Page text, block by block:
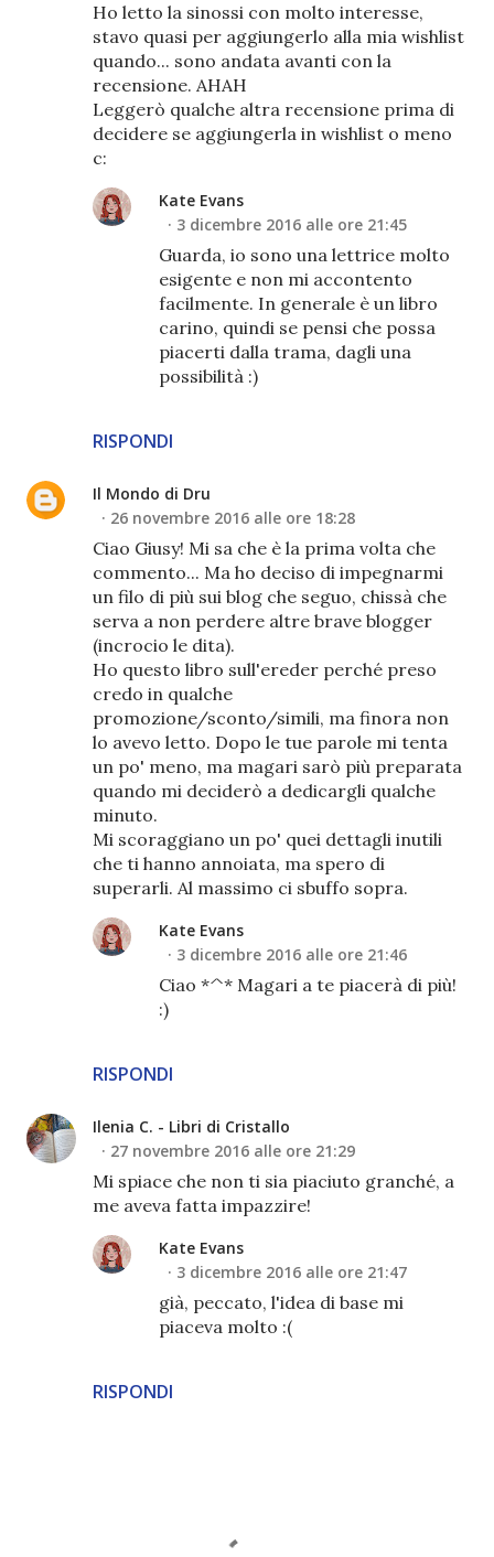
Ho letto la sinossi con molto interesse,
stavo quasi per aggiungerlo alla mia wishlist
quando... sono andata avanti con la
recensione. AHAH
Leggerò qualche altra recensione prima di
decidere se aggiungerla in wishlist o meno
c:
RISPONDI
Kate Evans
3 dicembre 2016 alle ore 21:45
Guarda, io sono una lettrice molto
esigente e non mi accontento
facilmente. In generale è un libro
carino, quindi se pensi che possa
piacerti dalla trama, dagli una
possibilità :)
Il Mondo di Dru
26 novembre 2016 alle ore 18:28
Ciao Giusy! Mi sa che è la prima volta che
commento... Ma ho deciso di impegnarmi
un filo di più sui blog che seguo, chissà che
serva a non perdere altre brave blogger
(incrocio le dita).
Ho questo libro sull'ereder perché preso
credo in qualche
promozione/sconto/simili, ma finora non
lo avevo letto. Dopo le tue parole mi tenta
un po' meno, ma magari sarò più preparata
quando mi deciderò a dedicargli qualche
minuto.
Mi scoraggiano un po' quei dettagli inutili
che ti hanno annoiata, ma spero di
superarli. Al massimo ci sbuffo sopra.
RISPONDI
Kate Evans
3 dicembre 2016 alle ore 21:46
Ciao *^* Magari a te piacerà di più!
:)
Ilenia C. - Libri di Cristallo
27 novembre 2016 alle ore 21:29
Mi spiace che non ti sia piaciuto granché, a
me aveva fatta impazzire!
RISPONDI
Kate Evans
3 dicembre 2016 alle ore 21:47
già, peccato, l'idea di base mi
piaceva molto :(